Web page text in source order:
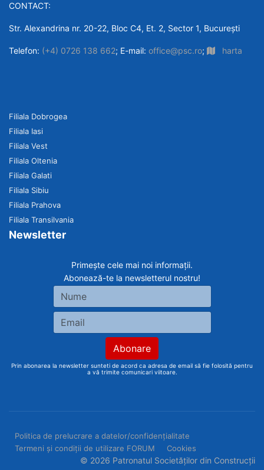
CONTACT:
Str. Alexandrina nr. 20-22, Bloc C4, Et. 2, Sector 1, București
Telefon: (+4) 0726 138 662; E-mail: office@psc.ro; harta
Filiala Dobrogea
Filiala Iasi
Filiala Vest
Filiala Oltenia
Filiala Galati
Filiala Sibiu
Filiala Prahova
Filiala Transilvania
Newsletter
Primește cele mai noi informații.
Abonează-te la newsletterul nostru!
Prin abonarea la newsletter sunteti de acord ca adresa de email să fie folosită pentru
a vă trimite comunicari viitoare.
Politica de prelucrare a datelor/confidențialitate
Termeni și condiții de utilizare FORUM
Cookies
© 2026 Patronatul Societăților din Construcții